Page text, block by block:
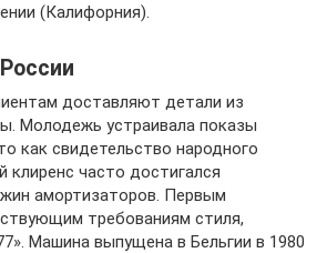
(Калифорния).
доставляют детали из
Молодежь устраивала показы
как свидетельство народного
клиренс часто достигался
амортизаторов. Первым
требованиям стиля,
Машина выпущена в Бельгии в 1980